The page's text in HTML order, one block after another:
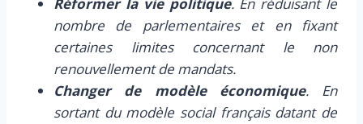
Réformer la vie politique. En réduisant le
nombre de parlementaires et en fixant
certaines limites concernant le non
renouvellement de mandats.
Changer de modèle économique. En
sortant du modèle social français datant de